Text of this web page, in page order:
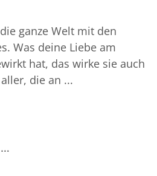
ganze Welt mit den
Was deine Liebe am
hat, das wirke sie auch
die an ...